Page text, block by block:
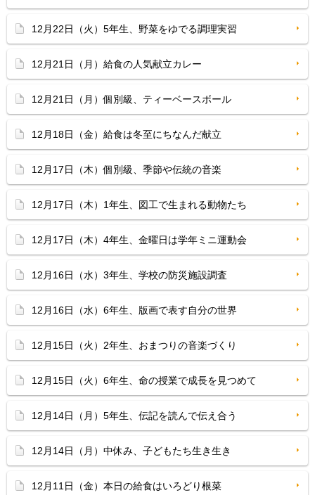
12月22日（火）5年生、野菜をゆでる調理実習
12月21日（月）給食の人気献立カレー
12月21日（月）個別級、ティーベースボール
12月18日（金）給食は冬至にちなんだ献立
12月17日（木）個別級、季節や伝統の音楽
12月17日（木）1年生、図工で生まれる動物たち
12月17日（木）4年生、金曜日は学年ミニ運動会
12月16日（水）3年生、学校の防災施設調査
12月16日（水）6年生、版画で表す自分の世界
12月15日（火）2年生、おまつりの音楽づくり
12月15日（火）6年生、命の授業で成長を見つめて
12月14日（月）5年生、伝記を読んで伝え合う
12月14日（月）中休み、子どもたち生き生き
12月11日（金）本日の給食はいろどり根菜